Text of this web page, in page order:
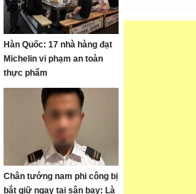
Hàn Quốc: 17 nhà hàng đạt
Michelin vi phạm an toàn
thực phẩm
Chân tướng nam phi công bị
bắt giữ ngay tại sân bay: Là